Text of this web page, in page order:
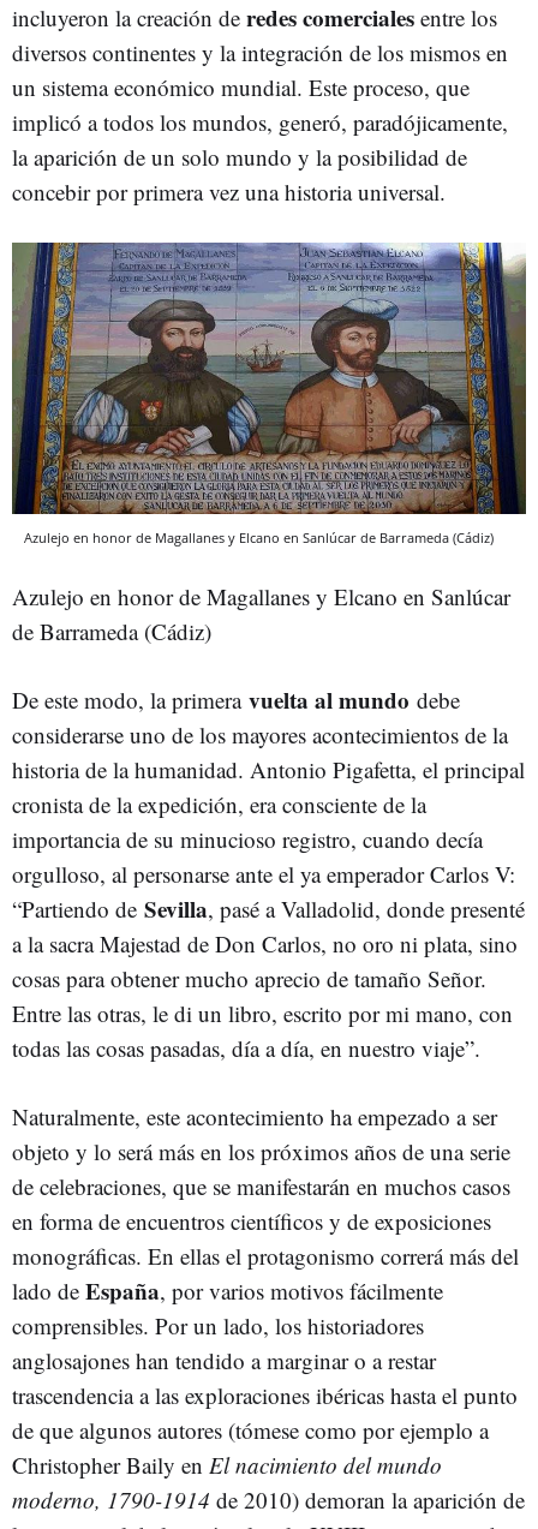
incluyeron la creación de redescomerciales entre los
diversos continentes y la integración de los mismos en
un sistema económico mundial. Este proceso, que
implicó a todos los mundos, generó, paradójicamente,
la aparición de un solo mundo y la posibilidad de
concebir por primera vez una historia universal.
Azulejo en honor de Magallanes y Elcano en Sanlúcar de Barrameda (Cádiz)
Azulejo en honor de Magallanes y Elcano en Sanlúcar
de Barrameda (Cádiz)
De este modo, la primera vuelta al mundo debe
considerarse uno de los mayores acontecimientos de la
historia de la humanidad. Antonio Pigafetta, el principal
cronista de la expedición, era consciente de la
importancia de su minucioso registro, cuando decía
orgulloso, al personarse ante el ya emperador Carlos V:
“Partiendo de Sevilla, pasé a Valladolid, donde presenté
a la sacra Majestad de Don Carlos, no oro ni plata, sino
cosas para obtener mucho aprecio de tamaño Señor.
Entre las otras, le di un libro, escrito por mi mano, con
todas las cosas pasadas, día a día, en nuestro viaje”.
Naturalmente, este acontecimiento ha empezado a ser
objeto y lo será más en los próximos años de una serie
de celebraciones, que se manifestarán en muchos casos
en forma de encuentros científicos y de exposiciones
monográficas. En ellas el protagonismo correrá más del
lado de España, por varios motivos fácilmente
comprensibles. Por un lado, los historiadores
anglosajones han tendido a marginar o a restar
trascendencia a las exploraciones ibéricas hasta el punto
de que algunos autores (tómese como por ejemplo a
Christopher Baily en El nacimiento del mundo
moderno, 1790-1914 de 2010) demoran la aparición de